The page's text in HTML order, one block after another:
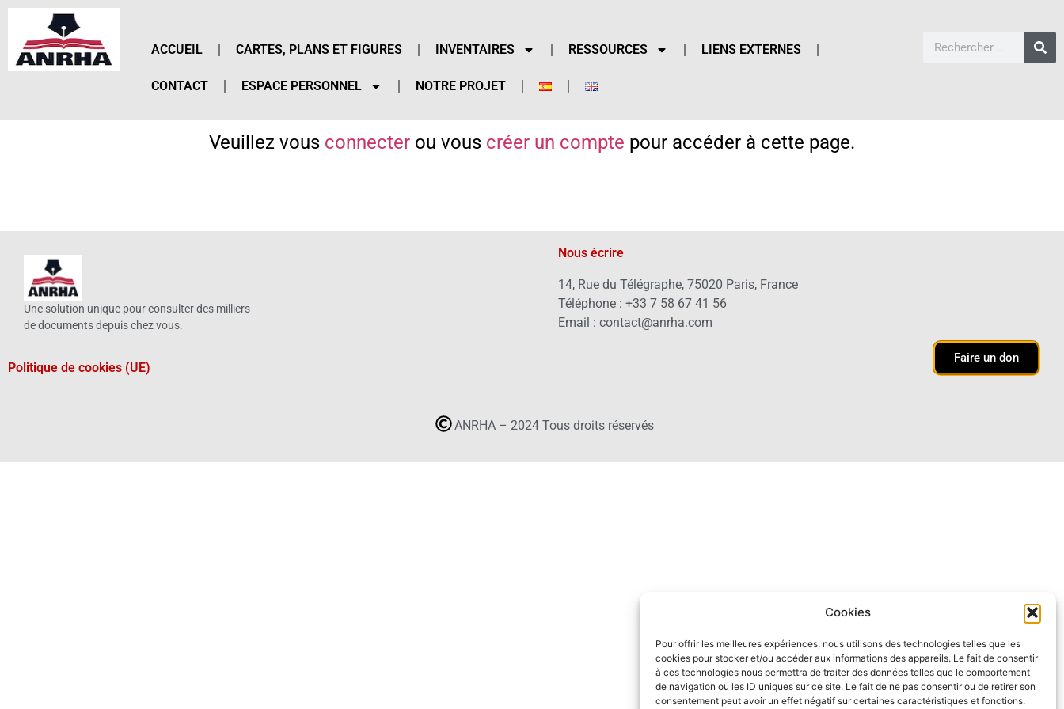
Cookies
Pour offrir les meilleures expériences, nous utilisons des technologies telles que les
cookies pour stocker et/ou accéder aux informations des appareils. Le fait de consentir
à ces technologies nous permettra de traiter des données telles que le comportement
de navigation ou les ID uniques sur ce site. Le fait de ne pas consentir ou de retirer son
consentement peut avoir un effet négatif sur certaines caractéristiques et fonctions.
ACCUEIL CARTES, PLANS ET FIGURES INVENTAIRES RESSOURCES LIENS EXTERNES
CONTACT ESPACE PERSONNEL NOTRE PROJET
Veuillez vous connecter ou vous créer un compte pour accéder à cette page.
Une solution unique pour consulter des milliers
de documents depuis chez vous.
Politique de cookies (UE)
Nous écrire
14, Rue du Télégraphe, 75020 Paris, France
Téléphone : +33 7 58 67 41 56
Email : contact@anrha.com
Faire un don
ANRHA – 2024 Tous droits réservés